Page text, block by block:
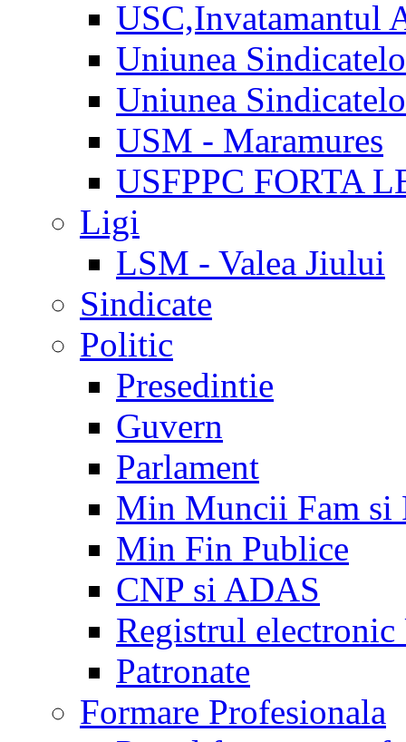
USC,Invatamantul
Uniunea
Uniunea
USM - Maramures
USFPPC FORTA
Ligi
LSM - Valea Jiului
Sindicate
Politic
Presedintie
Guvern
Parlament
Min Muncii Fam si
Min Fin Publice
CNP si ADAS
Registrul electronic
Patronate
Formare Profesionala